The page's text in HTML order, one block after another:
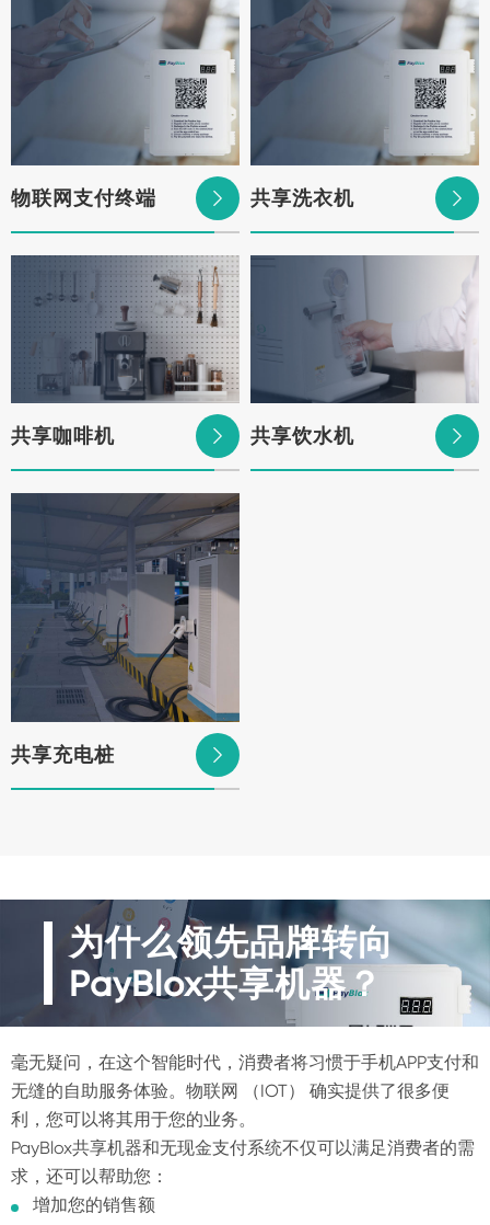
物联网支付终端  共享洗衣机 
共享咖啡机  共享饮水机 
共享充电桩 
为什么领先品牌转向
PayBlox共享机器？
毫无疑问，在这个智能时代，消费者将习惯于手机APP支付和
无缝的自助服务体验。物联网 （IOT） 确实提供了很多便
利，您可以将其用于您的业务。
PayBlox共享机器和无现金支付系统不仅可以满足消费者的需
求，还可以帮助您：
增加您的销售额